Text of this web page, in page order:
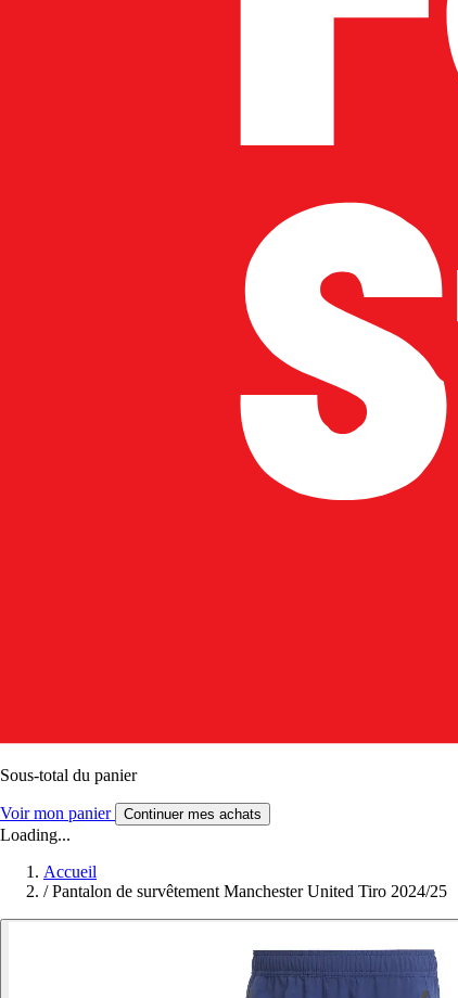
Sous-total du panier
Voir mon panier Continuer mes achats
Loading...
Accueil
/ Pantalon de survêtement Manchester United Tiro 2024/25